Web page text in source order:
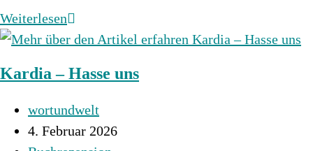
WeiterlesenGaze
of
2
–
Rise
Kardia – Hasse uns
Beitrags-
Autor:
wortundwelt
Beitrag
4. Februar 2026